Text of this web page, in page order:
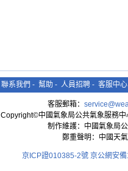
聯系我們 - 幫助 - 人員招聘 - 客服中心
客服郵箱：
Copyright©中國氣象局公共氣象服務
制作維護：中國氣象局
鄭重聲明：中國天
京ICP證010385-2號 京公網安